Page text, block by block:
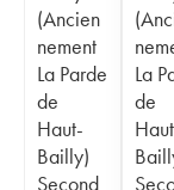
(Ancien
nement
La Parde
de
Haut-
Bailly)
Second
La
de